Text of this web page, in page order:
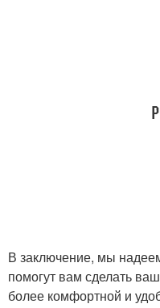
В заключение, мы
помогут вам сделать
более комфортной и